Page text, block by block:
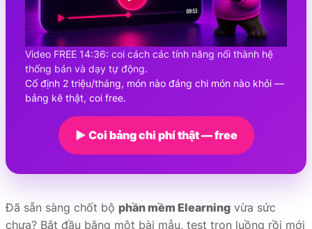
Video FREE 14:36: coi cách các tính năng nối thành hệ
thống bán và dạy tự động.
Cố định 2 triệu/tháng, món nào đáng chi món nào khỏi —
bảng kê thật, coi free.
▶ Coi bảng chi phí thật — free
Đã sẵn sàng chốt bộ phần mềm Elearning vừa sức
chưa? Bắt đầu bằng một bài mẫu, test trọn luồng rồi mới